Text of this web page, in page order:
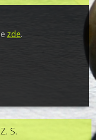
zde.
S.